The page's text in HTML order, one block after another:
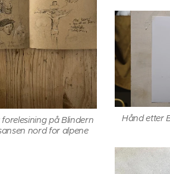
på Blindern
nord for alpene
Hånd etter